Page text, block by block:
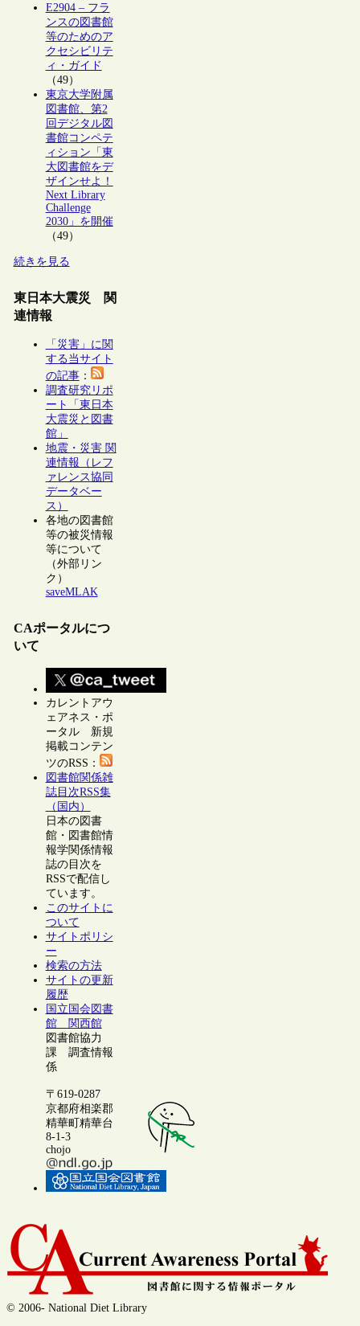
E2904 – フラ
ンスの図書館
等のためのア
クセシビリテ
ィ・ガイド
（49）
東京大学附属
図書館、第2
回デジタル図
書館コンペテ
ィション「東
大図書館をデ
ザインせよ！
Next Library
Challenge
2030」を開催
（49）
続きを見る
東日本大震災 関
連情報
「災害」に関
する当サイト
の記事：
調査研究リポ
ート「東日本
大震災と図書
館」
地震・災害 関
連情報（レフ
ァレンス協同
データベー
ス）
各地の図書館
等の被災情報
等について
（外部リン
ク）
saveMLAK
CAポータルにつ
いて
カレントアウ
ェアネス・ポ
ータル 新規
掲載コンテン
ツのRSS：
図書館関係雑
誌目次RSS集
（国内）
日本の図書
館・図書館情
報学関係情報
誌の目次を
RSSで配信し
ています。
このサイトに
ついて
サイトポリシ
ー
検索の方法
サイトの更新
履歴
国立国会図書
館 関西館
図書館協力
課 調査情報
係
〒619-0287
京都府相楽郡
精華町精華台
8-1-3
chojo
© 2006- National Diet Library